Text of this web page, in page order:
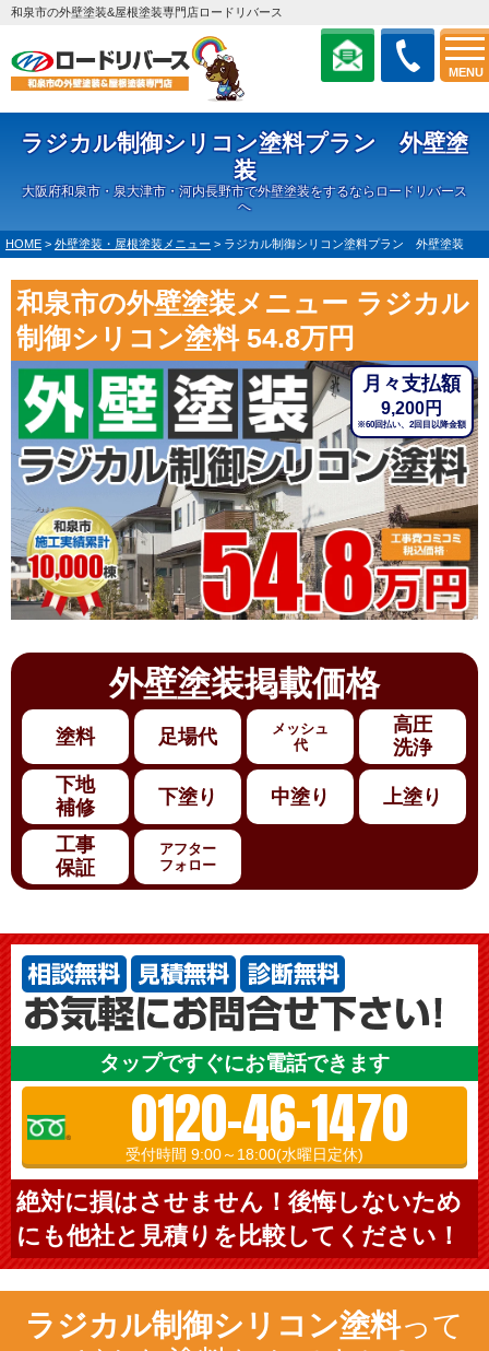
MENU
和泉市の外壁塗装&屋根塗装専門店ロードリバース
ラジカル制御シリコン塗料プラン 外壁塗
装
大阪府和泉市・泉大津市・河内長野市で外壁塗装をするならロードリバース
へ
HOME > 外壁塗装・屋根塗装メニュー > ラジカル制御シリコン塗料プラン 外壁塗装
和泉市の外壁塗装メニュー ラジカル
制御シリコン塗料 54.8万円
月々支払額
9,200円
※60回払い、2回目以降金額
外壁塗装掲載価格
塗料 足場代
メッシュ
代
高圧
洗浄
下地
補修
下塗り 中塗り 上塗り
工事
保証
アフター
フォロー
タップですぐにお電話できます
0120-46-1470
受付時間 9:00～18:00(水曜日定休)
絶対に損はさせません！後悔しないため
にも他社と見積りを比較してください！
ラジカル制御シリコン塗料って